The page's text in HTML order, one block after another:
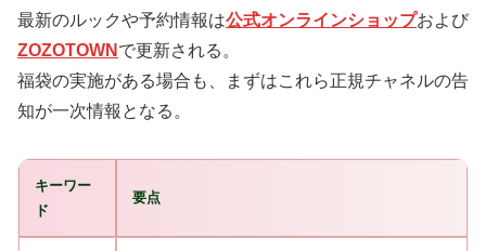
最新のルックや予約情報は公式オンラインショップおよび
ZOZOTOWN で更新される。
福袋の実施がある場合も、まずはこれら正規チャネルの告
知が一次情報となる。
キーワー
ド
要点